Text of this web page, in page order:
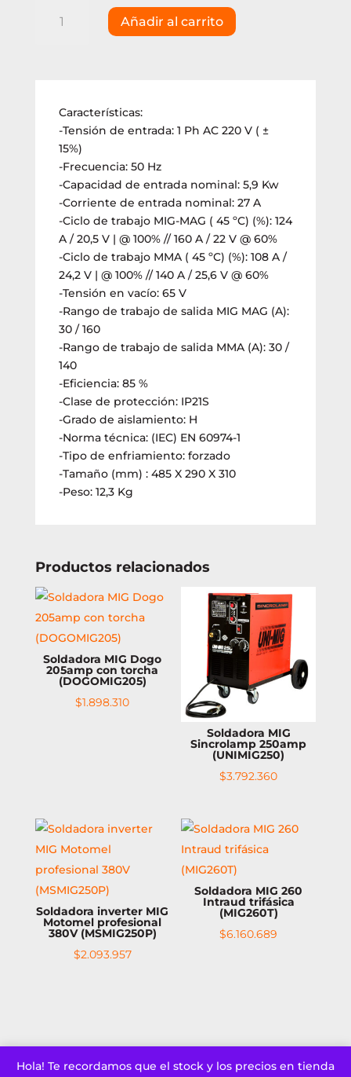
Hola! Te recordamos que el stock y los precios en tienda
Inverter
(EVO
MIG-
cantidad
Añadir al carrito
Características:
-Tensión de entrada: 1 Ph AC 220 V ( ±
15%)
-Frecuencia: 50 Hz
-Capacidad de entrada nominal: 5,9 Kw
-Corriente de entrada nominal: 27 A
-Ciclo de trabajo MIG-MAG ( 45 ºC) (%): 124
A / 20,5 V | @ 100% // 160 A / 22 V @ 60%
-Ciclo de trabajo MMA ( 45 ºC) (%): 108 A /
24,2 V | @ 100% // 140 A / 25,6 V @ 60%
-Tensión en vacío: 65 V
-Rango de trabajo de salida MIG MAG (A):
30 / 160
-Rango de trabajo de salida MMA (A): 30 /
140
-Eficiencia: 85 %
-Clase de protección: IP21S
-Grado de aislamiento: H
-Norma técnica: (IEC) EN 60974-1
-Tipo de enfriamiento: forzado
-Tamaño (mm) : 485 X 290 X 310
-Peso: 12,3 Kg
Productos relacionados
Soldadora MIG Dogo
205amp con torcha
(DOGOMIG205)
$1.898.310
Soldadora MIG
Sincrolamp 250amp
(UNIMIG250)
$3.792.360
Soldadora inverter MIG
Motomel profesional
380V (MSMIG250P)
$2.093.957
Soldadora MIG 260
Intraud trifásica
(MIG260T)
$6.160.689